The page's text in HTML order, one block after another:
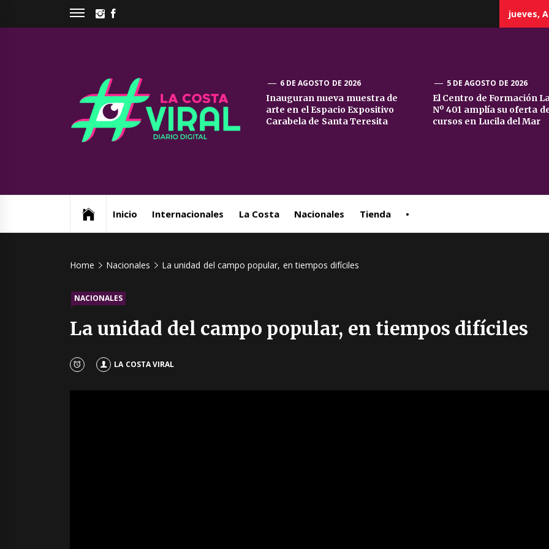
INSTAGRAM
jueves,
La
Costa
6 DE AGOSTO DE 2026
Inauguran nueva muestra de
arte en el Espacio Expositivo
Carabela de Santa Teresita
5 DE AGOSTO DE 2026
El Centro de Formación
Nº 401 amplía su oferta
cursos en Lucila del Mar
Inicio Internacionales La Costa Nacionales Tienda •
Home Nacionales La unidad del campo popular, en tiempos difíciles
NACIONALES
La unidad del campo popular, en tiempos difíciles
LA COSTA VIRAL